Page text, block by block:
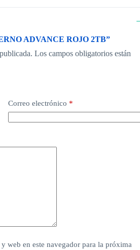
ADVANCE ROJO 2TB”
Los campos obligatorios están
Correo electrónico *
web en este navegador para la próxima